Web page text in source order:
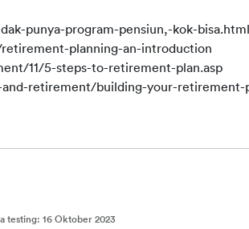
punya-program-pensiun,-kok-bisa.html
planning-an-introduction
11/5-steps-to-retirement-plan.asp
retirement/building-your-
testing: 16 Oktober 2023